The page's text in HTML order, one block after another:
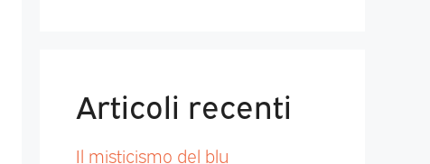
Articoli recenti
Il misticismo del blu